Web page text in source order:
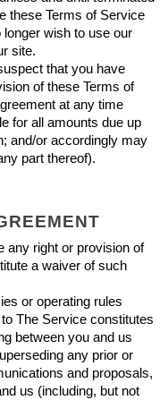
these Terms of Service
wish to use our
site.
that you have
of these Terms of
at any time
for all amounts due up
and/or accordingly may
part thereof).
any right or provision of
a waiver of such
or operating rules
The Service constitutes
between you and us
any prior or
and proposals,
us (including, but not